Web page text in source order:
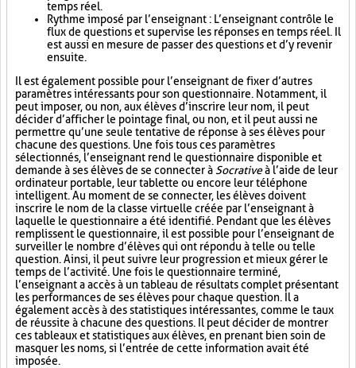
temps réel.
Rythme imposé par l’enseignant : L’enseignant contrôle le
flux de questions et supervise les réponses en temps réel. Il
est aussi en mesure de passer des questions et d’y revenir
ensuite.
Il est également possible pour l’enseignant de fixer d’autres
paramètres intéressants pour son questionnaire. Notamment, il
peut imposer, ou non, aux élèves d’inscrire leur nom, il peut
décider d’afficher le pointage final, ou non, et il peut aussi ne
permettre qu’une seule tentative de réponse à ses élèves pour
chacune des questions. Une fois tous ces paramètres
sélectionnés, l’enseignant rend le questionnaire disponible et
demande à ses élèves de se connecter à Socrativeà l’aide de leur
ordinateur portable, leur tablette ou encore leur téléphone
intelligent. Au moment de se connecter, les élèves doivent
inscrire le nom de la classe virtuelle créée par l’enseignant à
laquelle le questionnaire a été identifié. Pendant que les élèves
remplissent le questionnaire, il est possible pour l’enseignant de
surveiller le nombre d’élèves qui ont répondu à telle ou telle
question. Ainsi, il peut suivre leur progression et mieux gérer le
temps de l’activité. Une fois le questionnaire terminé,
l’enseignant a accès à un tableau de résultats complet présentant
les performances de ses élèves pour chaque question. Il a
également accès à des statistiques intéressantes, comme le taux
de réussite à chacune des questions. Il peut décider de montrer
ces tableaux et statistiques aux élèves, en prenant bien soin de
masquer les noms, si l’entrée de cette information avait été
imposée.